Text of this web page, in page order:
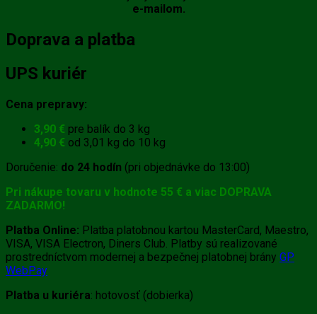
e-mailom.
Doprava a platba
UPS kuriér
Cena prepravy:
3,90 € pre balík do 3 kg
4,90 € od 3,01 kg do 10 kg
Doručenie: do 24 hodín (pri objednávke do 13:00)
Pri nákupe tovaru v hodnote 55 € a viac DOPRAVA
ZADARMO!
Platba Online: Platba platobnou kartou MasterCard, Maestro,
VISA, VISA Electron, Diners Club. Platby sú realizované
prostredníctvom modernej a bezpečnej platobnej brány GP
WebPay
Platba u kuriéra: hotovosť (dobierka)